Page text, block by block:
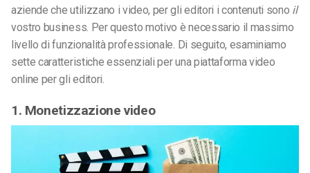
aziende che utilizzano i video, per gli editori i contenuti sono il
vostro business. Per questo motivo è necessario il massimo
livello di funzionalità professionale. Di seguito, esaminiamo
sette caratteristiche essenziali per una piattaforma video
online per gli editori.
1. Monetizzazione video